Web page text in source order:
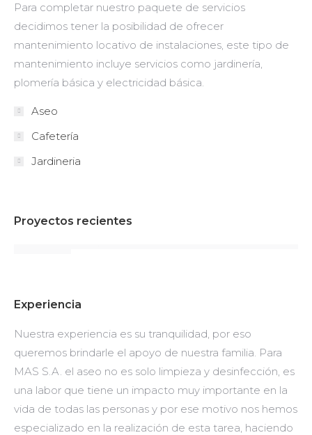
Para completar nuestro paquete de servicios
decidimos tener la posibilidad de ofrecer
mantenimiento locativo de instalaciones, este tipo de
mantenimiento incluye servicios como jardinería,
plomería básica y electricidad básica.
Aseo
Cafetería
Jardineria
Proyectos recientes
Experiencia
Nuestra experiencia es su tranquilidad, por eso
queremos brindarle el apoyo de nuestra familia. Para
MAS S.A. el aseo no es solo limpieza y desinfección, es
una labor que tiene un impacto muy importante en la
vida de todas las personas y por ese motivo nos hemos
especializado en la realización de esta tarea, haciendo